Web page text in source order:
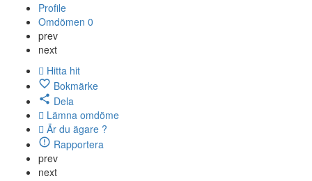
Profile
Omdömen 0
prev
next
Hitta hit
Bokmärke
Dela
Lämna omdöme
Är du ägare ?
Rapportera
prev
next